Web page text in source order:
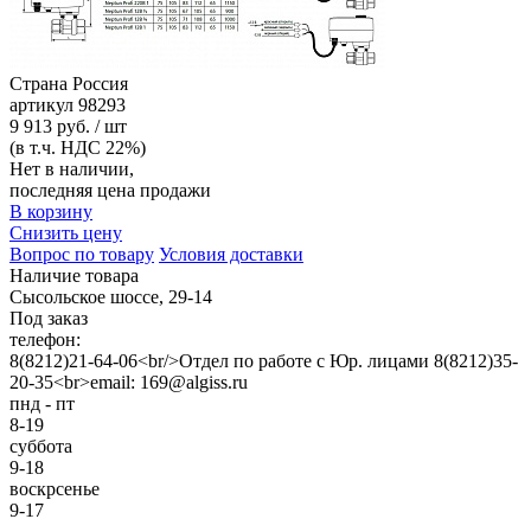
Страна Россия
артикул 98293
9 913 руб. / шт
(в т.ч. НДС 22%)
Нет в наличии,
последняя цена продажи
В корзину
Снизить цену
Вопрос по товару Условия доставки
Наличие товара
Сысольское шоссе, 29-14
Под заказ
телефон:
8(8212)21-64-06<br/>Отдел по работе с Юр. лицами 8(8212)35-
20-35<br>email: 169@algiss.ru
пнд - пт
8-19
суббота
9-18
воскрсенье
9-17